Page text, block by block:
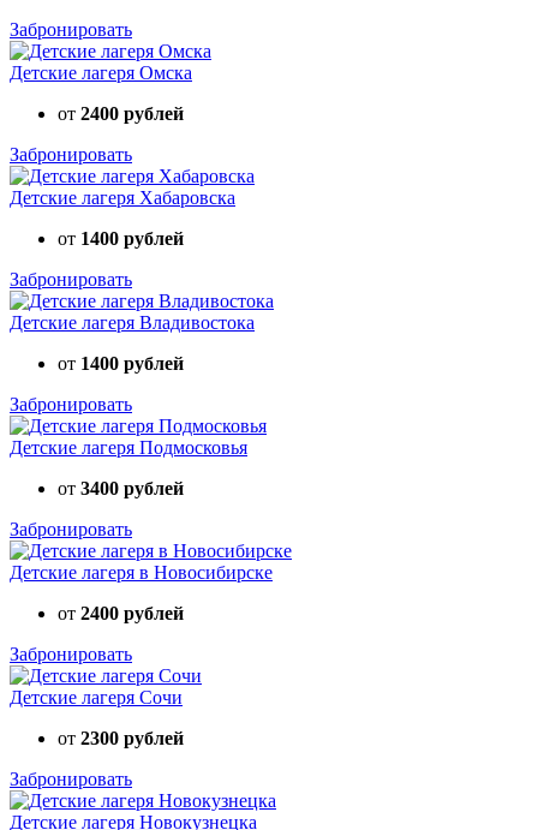
Забронировать
Детские лагеря Омска
от 2400 рублей
Забронировать
Детские лагеря Хабаровска
от 1400 рублей
Забронировать
Детские лагеря Владивостока
от 1400 рублей
Забронировать
Детские лагеря Подмосковья
от 3400 рублей
Забронировать
Детские лагеря в Новосибирске
от 2400 рублей
Забронировать
Детские лагеря Сочи
от 2300 рублей
Забронировать
Детские лагеря Новокузнецка